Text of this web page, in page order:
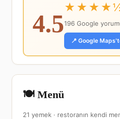
4.5196 Google
📍 Google
🍽️ Menü
21 yemek · restoranın kendi